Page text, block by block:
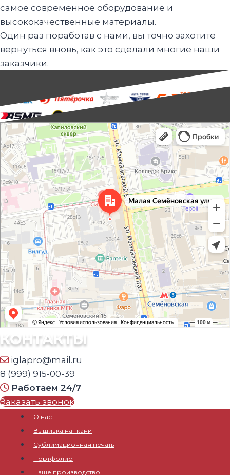
самое современное оборудование и
высококачественные материалы.
Один раз поработав с нами, вы точно захотите
вернуться вновь, как это сделали многие наши
заказчики.
Москва
Малая Семёновская улица, 30с10 — Яндекс Карты
КОНТАКТЫ
iglapro@mail.ru
8 (999) 915-00-39
Работаем 24/7
Заказать звонок
О нас
Вышивка на ткани
Сублимационная печать
Портфолио
Наше производство